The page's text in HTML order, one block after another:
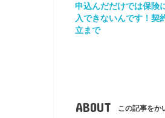
申込んだだけでは保険
入できないんです！契
立まで
ABOUT この記事をか